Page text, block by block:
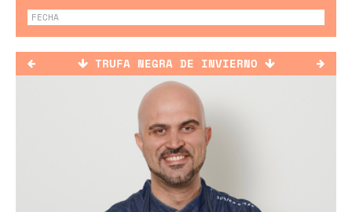
TRUFA NEGRA DE INVIERNO